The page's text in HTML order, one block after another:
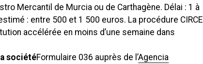
Mercantil de Murcia ou de Carthagène. Délai : 1 à
: entre 500 et 1 500 euros. La procédure CIRCE
accélérée en moins d’une semaine dans
sociétéFormulaire 036 auprès de l’Agencia